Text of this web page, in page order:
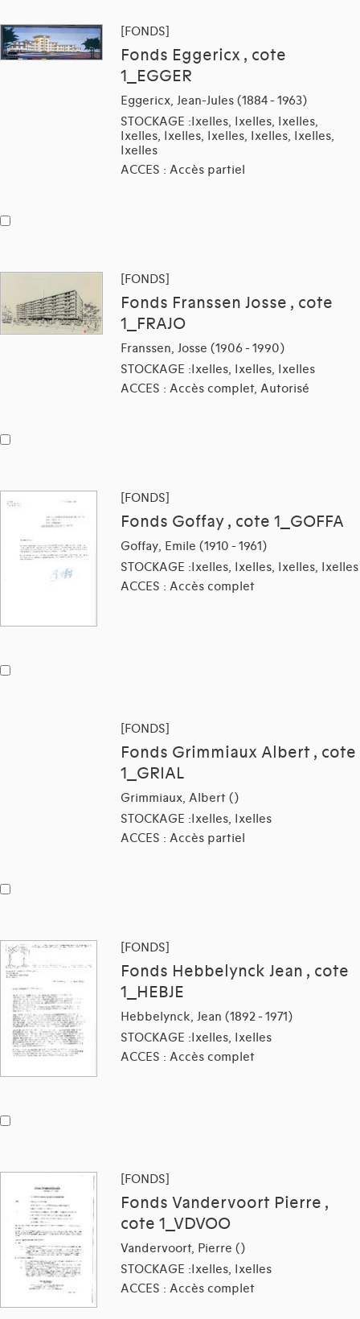
[FONDS]
Fonds Eggericx , cote
1_EGGER
Eggericx, Jean-Jules (1884 - 1963)
STOCKAGE :Ixelles, Ixelles, Ixelles,
Ixelles, Ixelles, Ixelles, Ixelles, Ixelles,
Ixelles
ACCES : Accès partiel
[FONDS]
Fonds Franssen Josse , cote
1_FRAJO
Franssen, Josse (1906 - 1990)
STOCKAGE :Ixelles, Ixelles, Ixelles
ACCES : Accès complet, Autorisé
[FONDS]
Fonds Goffay , cote 1_GOFFA
Goffay, Emile (1910 - 1961)
STOCKAGE :Ixelles, Ixelles, Ixelles, Ixelles
ACCES : Accès complet
[FONDS]
Fonds Grimmiaux Albert , cote
1_GRIAL
Grimmiaux, Albert ()
STOCKAGE :Ixelles, Ixelles
ACCES : Accès partiel
[FONDS]
Fonds Hebbelynck Jean , cote
1_HEBJE
Hebbelynck, Jean (1892 - 1971)
STOCKAGE :Ixelles, Ixelles
ACCES : Accès complet
[FONDS]
Fonds Vandervoort Pierre ,
cote 1_VDVOO
Vandervoort, Pierre ()
STOCKAGE :Ixelles, Ixelles
ACCES : Accès complet